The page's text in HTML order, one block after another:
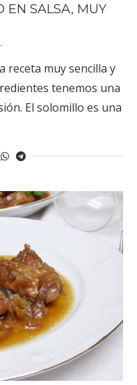
EN SALSA, MUY
receta muy sencilla y
tenemos una
El solomillo es una